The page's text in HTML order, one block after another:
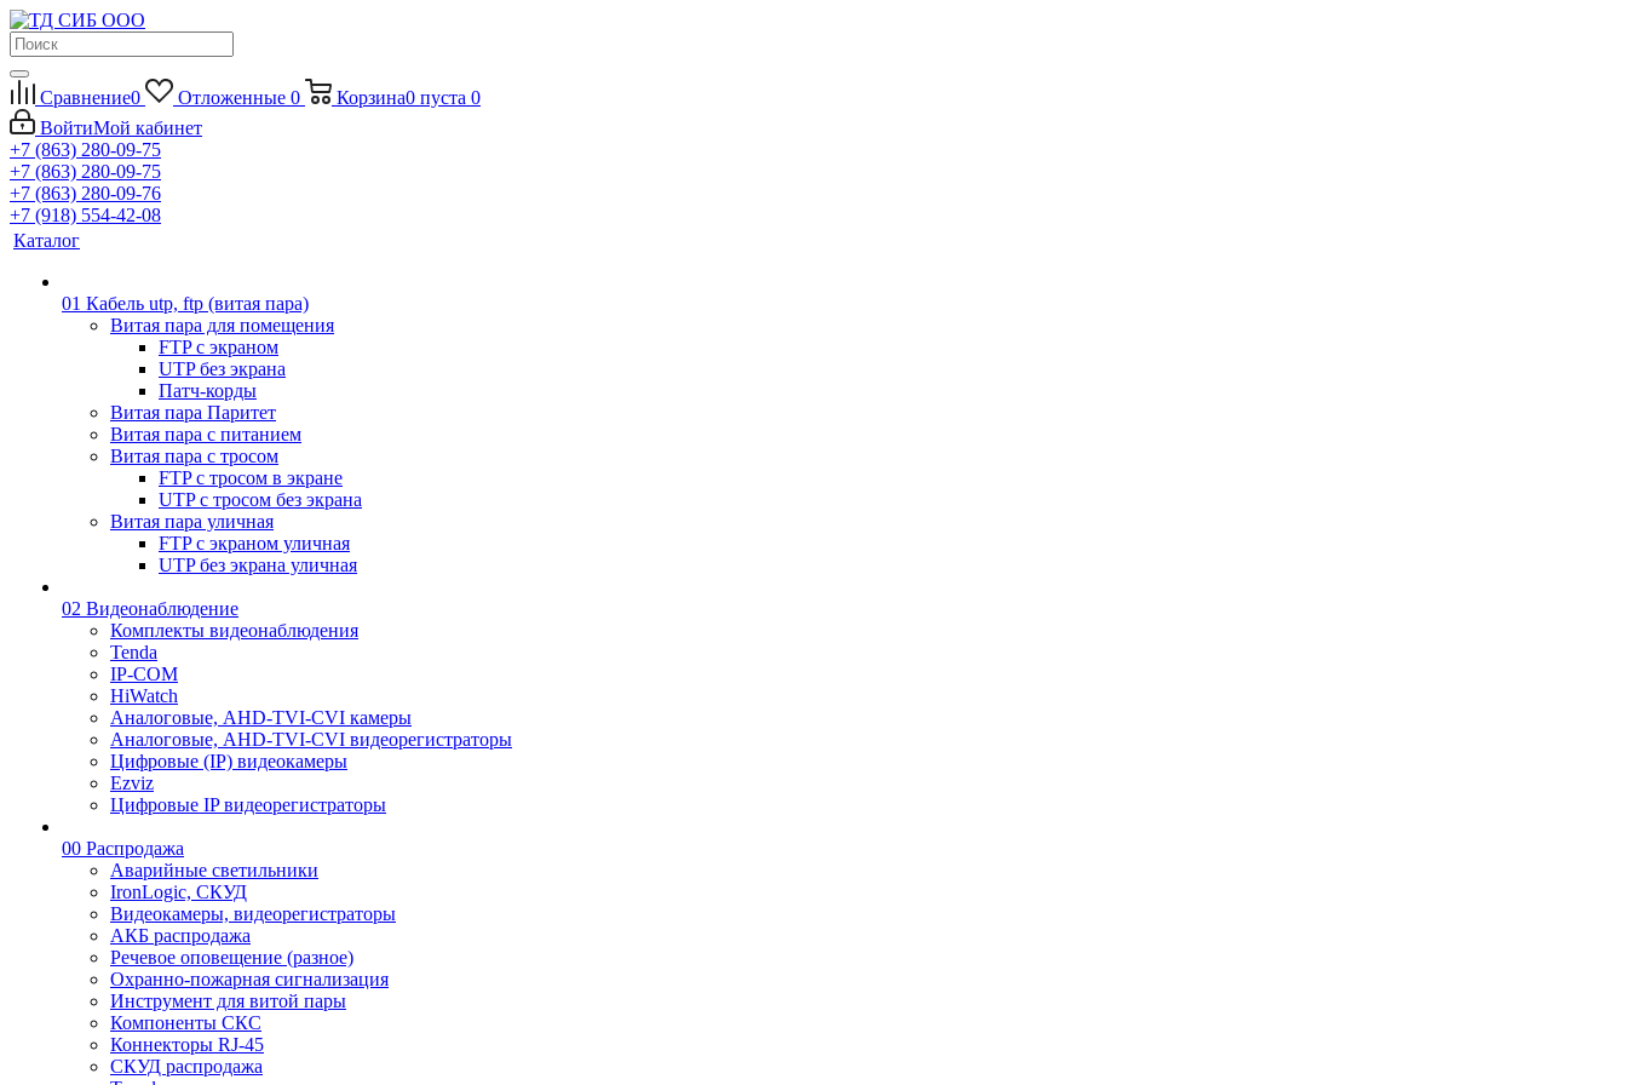
Сравнение0 Отложенные 0 Корзина0 пуста 0
ВойтиМой кабинет
+7 (863) 280-09-75
+7 (863) 280-09-75
+7 (863) 280-09-76
+7 (918) 554-42-08
Каталог
01 Кабель utp, ftp (витая пара)
Витая пара для помещения
FTP с экраном
UTP без экрана
Патч-корды
Витая пара Паритет
Витая пара с питанием
Витая пара с тросом
FTP с тросом в экране
UTP с тросом без экрана
Витая пара уличная
FTP с экраном уличная
UTP без экрана уличная
02 Видеонаблюдение
Комплекты видеонаблюдения
Tenda
IP-COM
HiWatch
Аналоговые, AHD-TVI-CVI камеры
Аналоговые, AHD-TVI-CVI видеорегистраторы
Цифровые (IP) видеокамеры
Ezviz
Цифровые IP видеорегистраторы
00 Распродажа
Аварийные светильники
IronLogic, СКУД
Видеокамеры, видеорегистраторы
АКБ распродажа
Речевое оповещение (разное)
Охранно-пожарная сигнализация
Инструмент для витой пары
Компоненты СКС
Коннекторы RJ-45
СКУД распродажа